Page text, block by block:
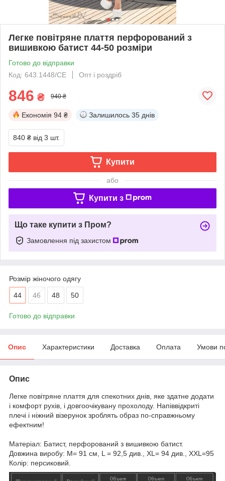
Легке повітряне плаття перфорований з
вишивкою батист 44-50 розміри
Готово до відправки
Код: 643.1448/СЕ
Опт і роздріб
846 ₴ 940 ₴
Економія 94 ₴ Залишилось 35 днів
840 ₴ від 3 шт.
Купити
або
Купити з
Що таке купити з Пром?
Замовлення під захистом
Розмір жіночого одягу
44 46 48 50
Готово до відправки
Опис Характеристики Доставка Оплата Умови
Опис
Легке повітряне плаття для спекотних днів, яке здатне додати
і комфорт рухів, і довгоочікувану прохолоду. Напіввідкриті
плечі і ніжний візерунок зроблять образ по-справжньому
ефектним!
Матеріал: Батист, перфорований з вишивкою батист.
Довжина виробу: M= 91 см, L = 92,5 див., XL= 94 див., XXL=95
Колір: персиковий.